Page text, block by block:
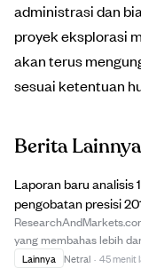
administrasi dan
proyek eksplorasi
akan terus
sesuai ketentuan
Berita Lainnya
Laporan baru analisis
pengobatan presisi
dan struktur
yang membahas lebih
dan lisensi pengobatan
Lainnya Netral · 45 menit